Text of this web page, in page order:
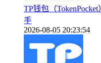
TP钱包（
手
2026-08-05 20:23:54